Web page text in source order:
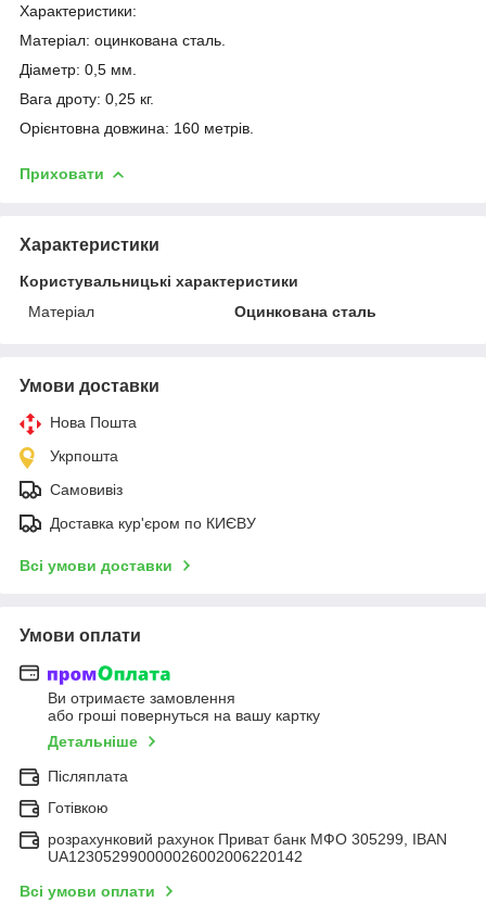
Характеристики:
Матеріал: оцинкована сталь.
Діаметр: 0,5 мм.
Вага дроту: 0,25 кг.
Орієнтовна довжина: 160 метрів.
Приховати
Характеристики
Користувальницькі характеристики
Матеріал
Оцинкована сталь
Умови доставки
Нова Пошта
Укрпошта
Самовивіз
Доставка кур'єром по КИЄВУ
Всі умови доставки
Умови оплати
Ви отримаєте замовлення
або гроші повернуться на вашу картку
Детальніше
Післяплата
Готівкою
розрахунковий рахунок Приват банк МФО 305299, IBAN
UA123052990000026002006220142
Всі умови оплати